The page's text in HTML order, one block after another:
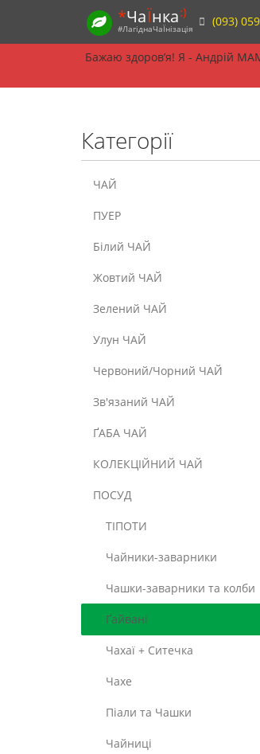
Бажаю здоровʼя! Я - Андрій
*ЧаЇнка:)
#ЛагіднаЧаЇнізація (093)
Категорії
ЧАЙ
ПУЕР
Білий ЧАЙ
Жовтий ЧАЙ
Зелений ЧАЙ
Улун ЧАЙ
Червоний/Чорний ЧАЙ
Зв'язаний ЧАЙ
ҐАБА ЧАЙ
КОЛЕКЦІЙНИЙ ЧАЙ
ПОСУД
ТІПОТИ
Чайники-заварники
Чашки-заварники та колби
Ґайвані
Чахаї + Ситечка
Чахе
Піали та Чашки
Чайниці